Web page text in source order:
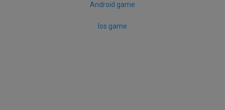
Android game
Ios game